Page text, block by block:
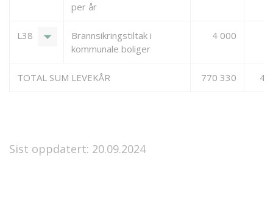
per år
L38 arrow_drop_down
Brannsikringstiltak i
kommunale boliger
4 000
TOTAL SUM LEVEKÅR 770 330
Sist oppdatert: 20.09.2024